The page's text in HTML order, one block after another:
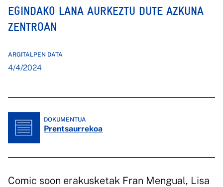
EGINDAKO LANA AURKEZTU DUTE AZKUNA
ZENTROAN
ARGITALPEN DATA
4/4/2024
DOKUMENTUA
Prentsaurrekoa
Comic soon erakusketak Fran Mengual, Lisa